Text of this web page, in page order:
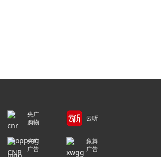
央广
购物
云听
央广
广告
象舞
广告